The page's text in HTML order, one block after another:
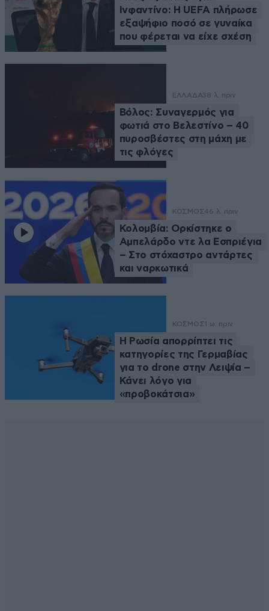
Ινφαντίνο: Η UEFA πλήρωσε
εξαψήφιο ποσό σε γυναίκα
που φέρεται να είχε σχέση
ΕΛΛΑΔΑ38 λ. πριν
Βόλος: Συναγερμός για
φωτιά στο Βελεστίνο – 40
πυροσβέστες στη μάχη με
τις φλόγες
ΚΟΣΜΟΣ46 λ. πριν
Κολομβία: Ορκίστηκε ο
Αμπελάρδο ντε λα Εσπριέγια
– Στο στόχαστρο αντάρτες
και ναρκωτικά
ΚΟΣΜΟΣ 1 ω. πριν
Η Ρωσία απορρίπτει τις
κατηγορίες της Γερμαβίας
για το drone στην Λειψία –
Κάνει λόγο για
«προβοκάτσια»